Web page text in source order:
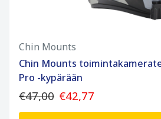
Chin Mounts
Chin Mounts
Pro -kypärään
€47,00 €42,77